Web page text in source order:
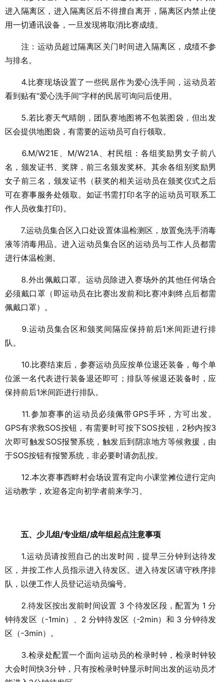
进入隔离区，进入隔离区后不得擅自离开，隔离区内禁止使
用一切通讯设备，一旦发现将取消比赛成绩。
注：运动员超过隔离区关门时间进入隔离区，成绩不参
与排名。
4.比赛现场设置了一些民居作为爱心洗手间，运动员若
看到贴有“爱心洗手间”字样的民居可询问后使用。
5.若比赛天气晴朗，团队赛地图将不包装图袋，但出发
区会提供地图袋，有需要的运动员可自行领取。
6.M/W21E、M/W21A、村民组：各组奖励男女子前八
名，颁发证书、奖牌，前三名颁发奖杯。其余各组别奖励男
女子前三名，颁发证书（获奖的相关运动员在颁奖仪式之后
可在赛事服务处领取。如证书需打印名字的运动员可联系工
作人员收集打印)。
7.运动员集合区入口处设置体温检测区，放置免洗手消毒
液等消毒用品。进入运动员集合区的运动员与工作人员都需
进行体温检测。
8.外出佩戴口罩。运动员除进入赛场外的其他任何场合
必须戴口罩（即运动员在比赛出发前和比赛冲刺终点后都需
佩戴口罩）。
9.运动员集合区和颁奖间隔应保持前后1米间距进行排
队。
10.比赛结束后，参赛运动员应按单位退还装备，每个单
位派一名代表进行装备退还即可；排队等候退还装备时，应
保持前后1米间距进行排队。
11.参加赛事的运动员必须佩带GPS手环，方可出发。
GPS有求救SOS按钮，有需要时可按下SOS按钮，2秒内按3
次即可触发SOS报警系统，触发后到阴凉地方等候救援，由
于SOS按钮有报警系统，非必要时请勿乱按。
12.本次赛事西畔村会场设置有定向小课堂摊位进行定向
运动教学，欢迎各定向初学者前来学习。
五、少儿组/专业组/成年组起点注意事项
1.运动员请按照自己的出发时间，提早三分钟到达待发
区，并按工作人员指示进入待发区。进入待发区请守秩序排
队，以便工作人员登记运动员编号。
2.待发区按出发前时间设置 3 个待发区段，配置为 1 分
钟待发区（-1min）、2 分钟待发区（-2min）和 3 分钟待发
区（-3min）。
3.检录处配置一个面向运动员的检录时钟，检录时钟较
大会时间快3分钟，只有按检录时钟显示时间出发的运动员才